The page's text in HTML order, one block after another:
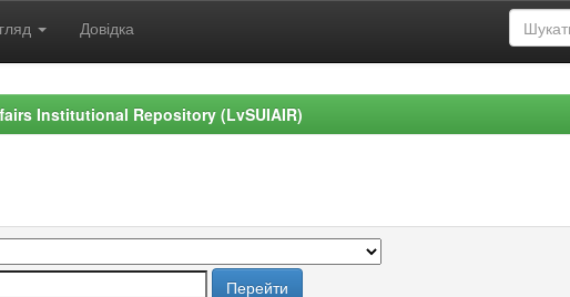
Довідка
Institutional Repository (LvSUIAIR)